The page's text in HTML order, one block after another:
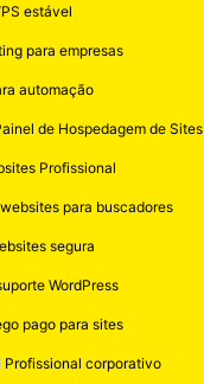
estável
para empresas
automação
de Hospedagem de Sites
Profissional
para buscadores
segura
WordPress
pago para sites
Profissional corporativo